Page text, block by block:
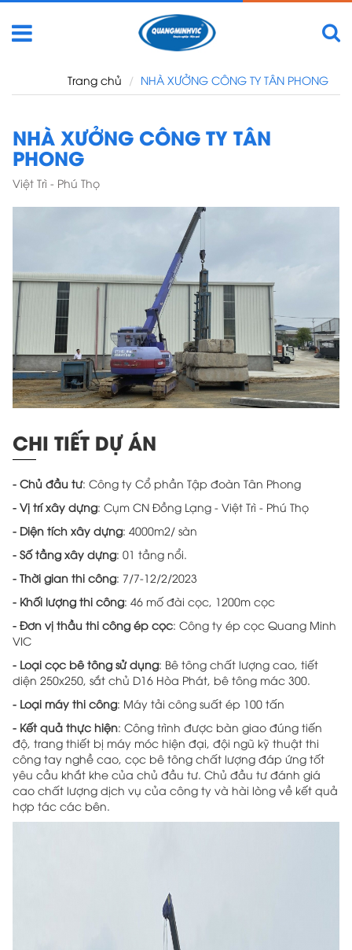
Nhảy
đến
nội
Trang chủ
NHÀ XƯỞNG CÔNG TY TÂN PHONG
NHÀ XƯỞNG CÔNG TY TÂN
PHONG
Việt Trì - Phú Thọ
CHI TIẾT DỰ ÁN
- Chủ đầu tư: Công ty Cổ phần Tập đoàn Tân Phong
- Vị trí xây dựng: Cụm CN Đồng Lạng - Việt Trì - Phú Thọ
- Diện tích xây dựng: 4000m2/ sàn
- Số tầng xây dựng: 01 tầng nổi.
- Thời gian thi công: 7/7-12/2/2023
- Khối lượng thi công: 46 mố đài cọc, 1200m cọc
- Đơn vị thầu thi công ép cọc: Công ty ép cọc Quang Minh
VIC
- Loại cọc bê tông sử dụng: Bê tông chất lượng cao, tiết
diện 250x250, sắt chủ D16 Hòa Phát, bê tông mác 300.
- Loại máy thi công: Máy tải công suất ép 100 tấn
- Kết quả thực hiện: Công trình được bàn giao đúng tiến
độ, trang thiết bị máy móc hiện đại, đội ngũ kỹ thuật thi
công tay nghề cao, cọc bê tông chất lượng đáp ứng tốt
yêu cầu khắt khe của chủ đầu tư. Chủ đầu tư đánh giá
cao chất lượng dịch vụ của công ty và hài lòng về kết quả
hợp tác các bên.